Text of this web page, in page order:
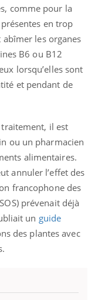
comme pour la
en trop
les organes
B6 ou B12
lorsqu’elles sont
et pendant de
il est
ou un pharmacien
alimentaires.
annuler l’effet des
francophone des
prévenait déjà
un guide
des plantes avec